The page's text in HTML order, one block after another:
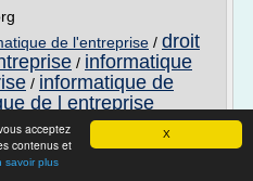
X
acceptez
contenus et
savoir plus
de l'entreprise / droit
/ informatique
/ informatique de
de l entreprise
d’Information (DSI /